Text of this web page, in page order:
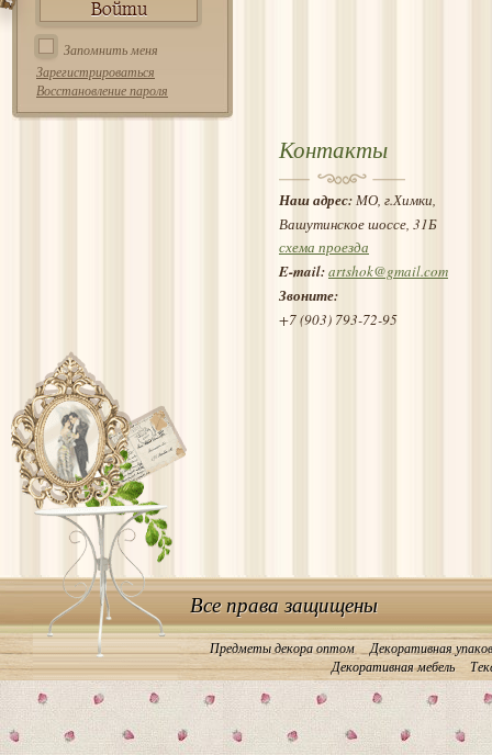
Запомнить меня
Зарегистрироваться
Восстановление пароля
Предметы декора оптом
Декоративная
Декоративная мебель
Контакты
Наш адрес:МО, г.Химки,
Вашутинское шоссе, 31Б
схема проезда
E-mail:artshok@gmail.com
Звоните:
+7 (903) 793-72-95
Все права защищены